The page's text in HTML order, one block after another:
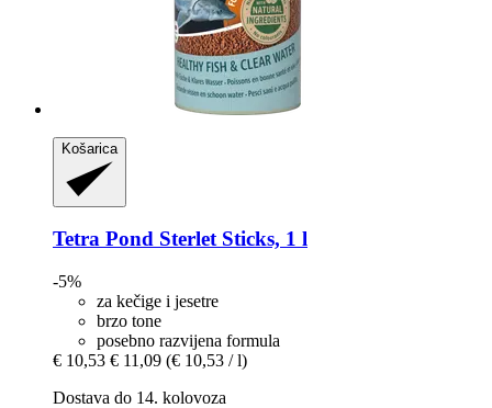
Košarica
Tetra Pond Sterlet Sticks, 1 l
-5%
za kečige i jesetre
brzo tone
posebno razvijena formula
€ 10,53 € 11,09 (€ 10,53 / l)
Dostava do 14. kolovoza